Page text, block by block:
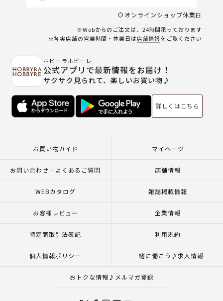
オンラインショップ休業日
※Webからのご注文は、24時間承っております
※各実店舗の営業時間・休業日は店舗情報をご覧ください
ホビーラホビーレ
公式アプリで最新情報をお届け！
サクサク見られて、楽しいお買い物♪
詳しくはこちら
お買い物ガイド マイページ
お問い合わせ - よくあるご質問 店舗情報
WEBカタログ 雑誌掲載情報
お客様レビュー 企業情報
特定商取引法表記 利用規約
個人情報ポリシー 一緒に働こう♪求人情報
おトクな情報♪メルマガ登録